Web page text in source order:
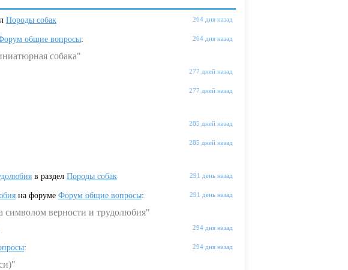
264 дня назад
Породы собак
264 дня назад
общие вопросы:
собака"
277 дней назад
277 дней назад
285 дней назад
285 дней назад
291 день назад
в раздел Породы собак
291 день назад
на форуме Форум общие вопросы:
символом верности и трудолюбия"
294 дня назад
294 дня назад
: